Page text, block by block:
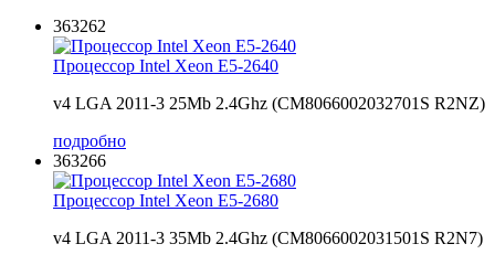
363262
Процессор Intel Xeon E5-2640
v4 LGA 2011-3 25Mb 2.4Ghz (CM8066002032701S R2NZ)
подробно
363266
Процессор Intel Xeon E5-2680
v4 LGA 2011-3 35Mb 2.4Ghz (CM8066002031501S R2N7)